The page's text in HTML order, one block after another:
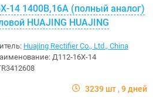
14 1400В,16A (полный аналог)
HUAJING HUAJING
Huajing Rectifier Co., Ltd., China
Д112-16Х-14
3239 шт 9 дней